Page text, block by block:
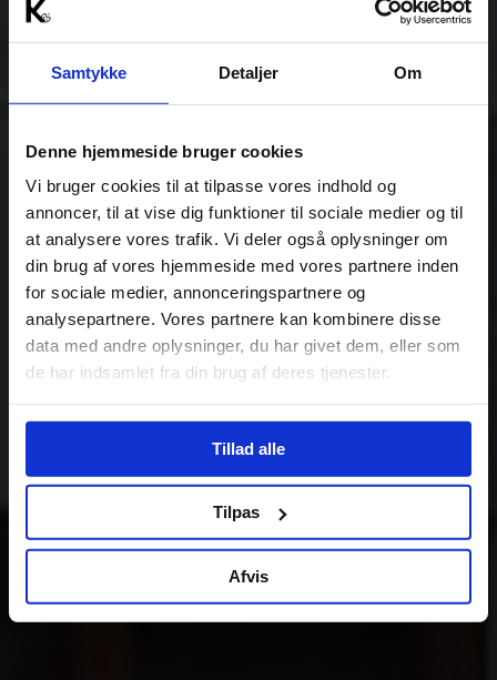
Samtykke Detaljer Om
Denne hjemmeside bruger cookies
Vi bruger cookies til at tilpasse vores indhold og
annoncer, til at vise dig funktioner til sociale medier og til
at analysere vores trafik. Vi deler også oplysninger om
din brug af vores hjemmeside med vores partnere inden
for sociale medier, annonceringspartnere og
analysepartnere. Vores partnere kan kombinere disse
data med andre oplysninger, du har givet dem, eller som
de har indsamlet fra din brug af deres tjenester.
Tillad alle
Tilpas
Afvis